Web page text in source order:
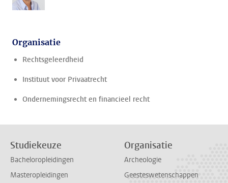
Organisatie
Rechtsgeleerdheid
Instituut voor Privaatrecht
Ondernemingsrecht en financieel recht
Studiekeuze
Bacheloropleidingen
Masteropleidingen
Organisatie
Archeologie
Geesteswetenschappen